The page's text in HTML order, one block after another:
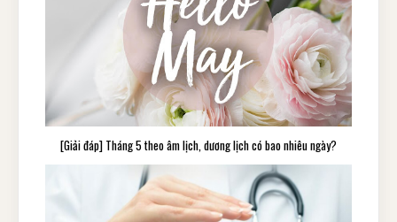
[Giải đáp] Tháng 5 theo âm lịch, dương lịch có bao nhiêu ngày?